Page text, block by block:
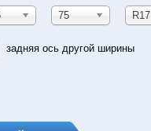
75
R17
задняя ось другой ширины